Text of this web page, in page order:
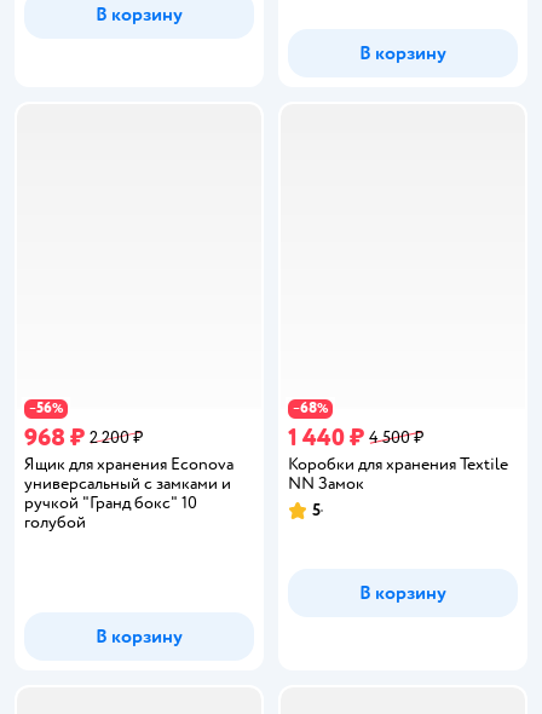
В корзину
В корзину
−56%
968 ₽ 2 200 ₽
Ящик для хранения Econova
универсальный с замками и
ручкой "Гранд бокс" 10
голубой
В корзину
−68%
1 440 ₽ 4 500 ₽
Коробки для хранения Textile
NN Замок
Рейтинг:
5
В корзину